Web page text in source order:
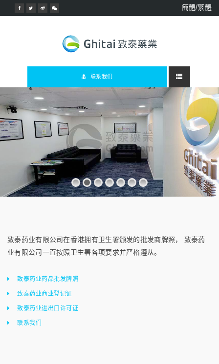
簡體/繁體
联系我们
致泰药业有限公司在香港拥有卫生署颁发的批发商牌照， 致泰药
业有限公司一直按照卫生署各项要求并严格遵从。
致泰药业药品批发牌照
致泰药业商业登记证
致泰药业进出口许可证
联系我们